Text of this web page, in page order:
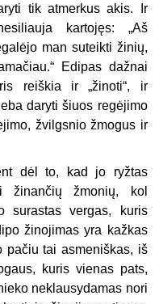
tik atmerkus akis. Ir
kartojęs: „Aš
man suteikti žinių,
Edipas dažnai
reiškia ir „žinoti“, ir
daryti šiuos regėjimo
žvilgsnio žmogus ir
dėl to, kad jo ryžtas
žinančių žmonių, kol
surastas vergas, kuris
žinojimas yra kažkas
pačiu tai asmeniškas, iš
kuris vienas pats,
neklausydamas nori